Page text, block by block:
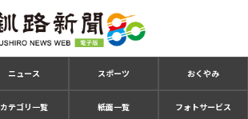
ニュース スポーツ おくやみ
カテゴリ一覧 紙面一覧 フォトサービス